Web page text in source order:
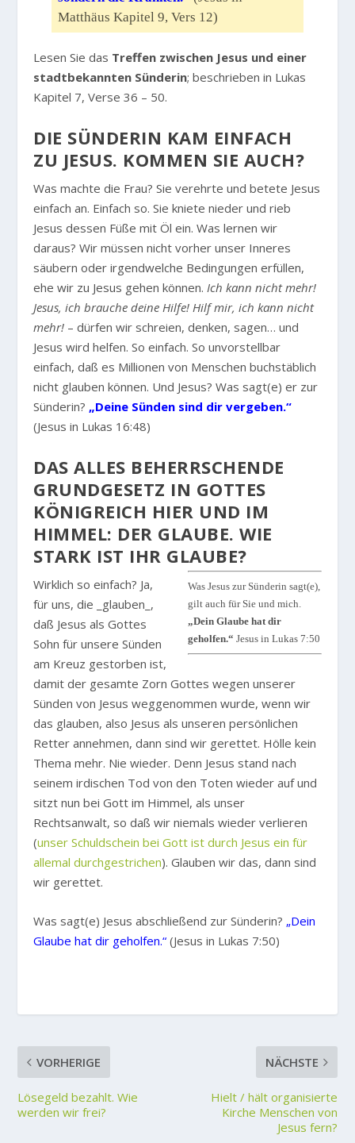
Matthäus Kapitel 9, Vers 12)
Lesen Sie das Treffen zwischen Jesus und einer
stadtbekannten Sünderin; beschrieben in Lukas
Kapitel 7, Verse 36 – 50.
DIE SÜNDERIN KAM EINFACH
ZU JESUS. KOMMEN SIE AUCH?
Was machte die Frau? Sie verehrte und betete Jesus
einfach an. Einfach so. Sie kniete nieder und rieb
Jesus dessen Füße mit Öl ein. Was lernen wir
daraus? Wir müssen nicht vorher unser Inneres
säubern oder irgendwelche Bedingungen erfüllen,
ehe wir zu Jesus gehen können. Ich kann nicht mehr!
Jesus, ich brauche deine Hilfe! Hilf mir, ich kann nicht
mehr! – dürfen wir schreien, denken, sagen… und
Jesus wird helfen. So einfach. So unvorstellbar
einfach, daß es Millionen von Menschen buchstäblich
nicht glauben können. Und Jesus? Was sagt(e) er zur
Sünderin? „Deine Sünden sind dir vergeben.“
(Jesus in Lukas 16:48)
DAS ALLES BEHERRSCHENDE
GRUNDGESETZ IN GOTTES
KÖNIGREICH HIER UND IM
HIMMEL: DER GLAUBE. WIE
STARK IST IHR GLAUBE?
Was Jesus zur Sünderin sagt(e),
gilt auch für Sie und mich.
„Dein Glaube hat dir
geholfen.“ Jesus in Lukas 7:50
Wirklich so einfach? Ja,
für uns, die _glauben_,
daß Jesus als Gottes
Sohn für unsere Sünden
am Kreuz gestorben ist,
damit der gesamte Zorn Gottes wegen unserer
Sünden von Jesus weggenommen wurde, wenn wir
das glauben, also Jesus als unseren persönlichen
Retter annehmen, dann sind wir gerettet. Hölle kein
Thema mehr. Nie wieder. Denn Jesus stand nach
seinem irdischen Tod von den Toten wieder auf und
sitzt nun bei Gott im Himmel, als unser
Rechtsanwalt, so daß wir niemals wieder verlieren
(unser Schuldschein bei Gott ist durch Jesus ein für
allemal durchgestrichen). Glauben wir das, dann sind
wir gerettet.
Was sagt(e) Jesus abschließend zur Sünderin? „Dein
Glaube hat dir geholfen.“ (Jesus in Lukas 7:50)
VORHERIGE
Lösegeld bezahlt. Wie
werden wir frei?
NÄCHSTE
Hielt / hält organisierte
Kirche Menschen von
Jesus fern?